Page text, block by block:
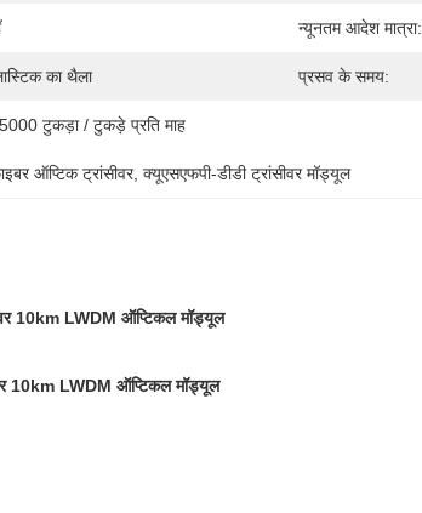
न्यूनतम आदेश मात्रा:
का थैला प्रसव के समय:
टुकड़ा / टुकड़े प्रति माह
ऑप्टिक ट्रांसीवर, क्यूएसएफपी-डीडी ट्रांसीवर मॉड्यूल
10km LWDM ऑप्टिकल मॉड्यूल
10km LWDM ऑप्टिकल मॉड्यूल